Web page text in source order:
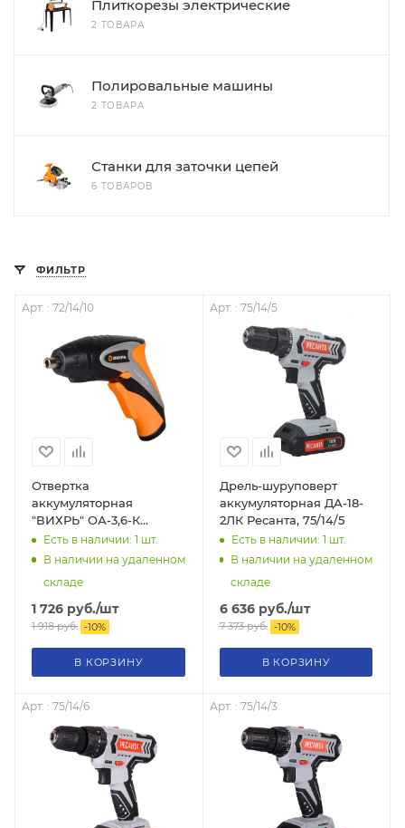
Плиткорезы электрические
2 ТОВАРА
Полировальные машины
2 ТОВАРА
Станки для заточки цепей
6 ТОВАРОВ
ФИЛЬТР
Арт. : 72/14/10
Отвертка
аккумуляторная
"ВИХРЬ" ОА-3,6-К
(аккумулятор Li-ion,
3,5Нм), 72/14/10
Есть в наличии: 1 шт.
В наличии на удаленном
складе
1 726 руб./шт
1 918руб. -10%
В КОРЗИНУ
Арт. : 75/14/5
Дрель-шуруповерт
аккумуляторная ДА-18-
2ЛК Ресанта, 75/14/5
Есть в наличии: 1 шт.
В наличии на удаленном
складе
6 636руб./шт
7 373руб. -10%
В КОРЗИНУ
Арт. : 75/14/6 Арт. : 75/14/3